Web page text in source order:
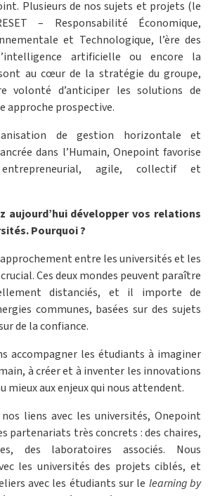
Plusieurs de nos sujets et projets (le
– Responsabilité Économique,
et Technologique, l’ère des
artificielle ou encore la
au cœur de la stratégie du groupe,
volonté d’anticiper les solutions de
approche prospective.
de gestion horizontale et
dans l’Humain, Onepoint favorise
agile, collectif et
aujourd’hui développer vos relations
Pourquoi ?
entre les universités et les
Ces deux mondes peuvent paraître
distanciés, et il importe de
communes, basées sur des sujets
de la confiance.
accompagner les étudiants à imaginer
à créer et à inventer les innovations
mieux aux enjeux qui nous attendent.
liens avec les universités, Onepoint
partenariats très concrets : des chaires,
des laboratoires associés. Nous
les universités des projets ciblés, et
avec les étudiants sur le learning by